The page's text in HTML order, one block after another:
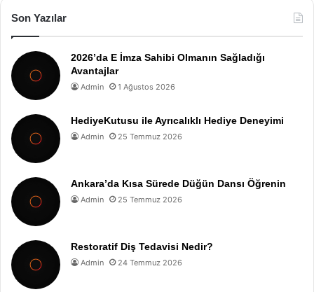
Son Yazılar
2026’da E İmza Sahibi Olmanın Sağladığı
Avantajlar
Admin 1 Ağustos 2026
HediyeKutusu ile Ayrıcalıklı Hediye Deneyimi
Admin 25 Temmuz 2026
Ankara’da Kısa Sürede Düğün Dansı Öğrenin
Admin 25 Temmuz 2026
Restoratif Diş Tedavisi Nedir?
Admin 24 Temmuz 2026